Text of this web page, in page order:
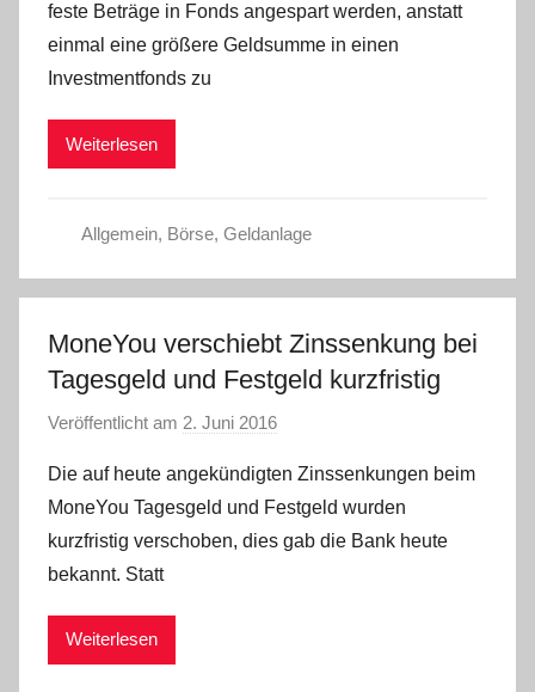
a
d
feste Beträge in Fonds angespart werden, anstatt
einmal eine größere Geldsumme in einen
Investmentfonds zu
Weiterlesen
Allgemein, Börse, Geldanlage
MoneYou verschiebt Zinssenkung bei
Tagesgeld und Festgeld kurzfristig
Veröffentlicht am 2. Juni 2016
n
C
W
Die auf heute angekündigten Zinssenkungen beim
MoneYou Tagesgeld und Festgeld wurden
kurzfristig verschoben, dies gab die Bank heute
bekannt. Statt
Weiterlesen